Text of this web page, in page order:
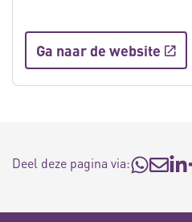
Ga naar de website
Deel deze pagina via: